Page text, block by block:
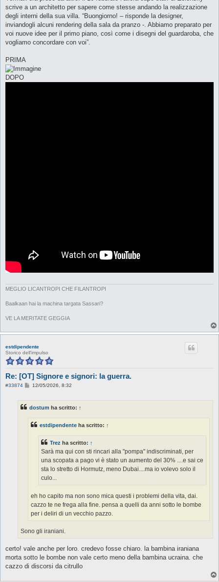
scrive a un architetto per sapere come stesse andando la realizzazione
degli interni della sua villa. “Buongiorno! – risponde la designer,
inviandogli alcuni rendering della sala da pranzo -. Abbiamo preparato per
voi nuove idee per il primo piano, così come i disegni del guardaroba, che
vogliamo concordare con voi”.
PRIMA
DOPO
MEGLIO LICANTROPI CHE FILANTROPI
Baalkaan hai la machina targata Sassari?
VE LA MERITATE GEGGIA
estdipendente
Storico dell'impulso
Re: [OT] Signore e signori: la guerra.
#33874
M
a
i
12/05/2026, 8:32
dostum ha scritto: ↑
estdipendente ha scritto: ↑
Trez ha scritto: ↑
Sarà ma qui con sti rincari alla "pompa" indiscriminati, per
una scopata a pago vi è stato un aumento del 30% ....e sai ce
sta lo stretto di Hormutz, meno Dubai....ma io volevo solo il
culo...
eh ho capito ma non sono mica questi i problemi della vita, dai.
cazzo te ne frega alla fine. pensa a quelli da anni sotto le bombe
per i deliri di un vecchio pazzo.
Sono gli iraniani.
certo! vale anche per loro. credevo fosse chiaro. la bambina iraniana
morta sotto le bombe non vale certo meno della bambina ucraina. che
cazzo di discorsi da citrullo